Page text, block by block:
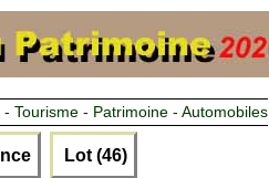
Tourisme - Patrimoine - Automobiles
Lot (46)